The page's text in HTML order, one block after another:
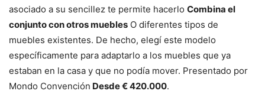
asociado a su sencillez te permite hacerlo Combina el
conjunto con otros muebles O diferentes tipos de
muebles existentes. De hecho, elegí este modelo
específicamente para adaptarlo a los muebles que ya
estaban en la casa y que no podía mover. Presentado por
Mondo Convención Desde € 420.000.